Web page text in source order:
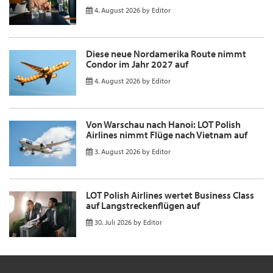
4. August 2026 by Editor
Diese neue Nordamerika Route nimmt
Condor im Jahr 2027 auf
4. August 2026 by Editor
Von Warschau nach Hanoi: LOT Polish
Airlines nimmt Flüge nach Vietnam auf
3. August 2026 by Editor
LOT Polish Airlines wertet Business Class
auf Langstreckenflügen auf
30. Juli 2026 by Editor